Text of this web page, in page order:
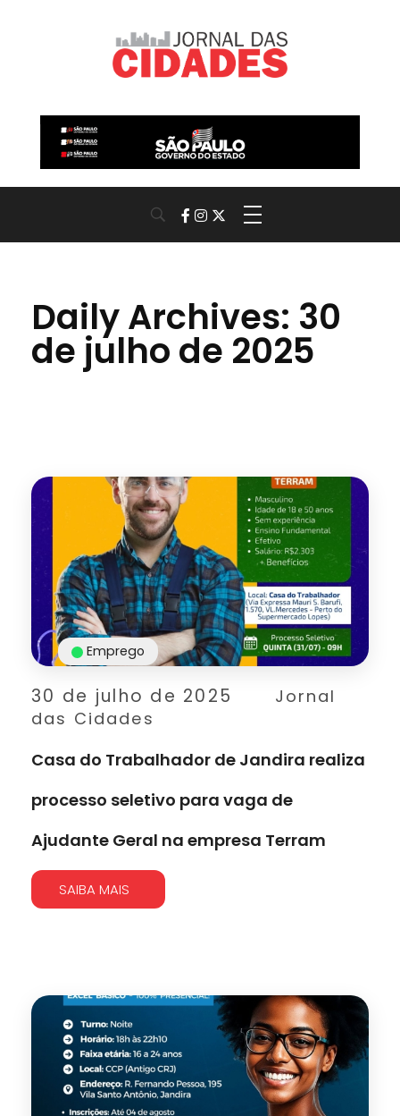
Daily Archives: 30
de julho de 2025
30 de julho de 2025
Jornal
das Cidades
Emprego
Casa do Trabalhador de Jandira realiza
processo seletivo para vaga de
Ajudante Geral na empresa Terram
SAIBA MAIS